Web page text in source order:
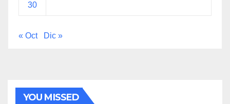
30
« Oct Dic »
YOU MISSED